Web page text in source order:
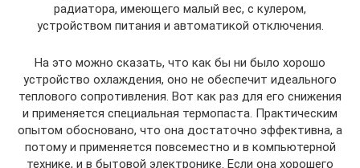
радиатора, имеющего малый вес, с кулером,
устройством питания и автоматикой отключения.
На это можно сказать, что как бы ни было хорошо
устройство охлаждения, оно не обеспечит идеального
теплового сопротивления. Вот как раз для его снижения
и применяется специальная термопаста. Практическим
опытом обосновано, что она достаточно эффективна, а
потому и применяется повсеместно и в компьютерной
технике, и в бытовой электронике. Если она хорошего